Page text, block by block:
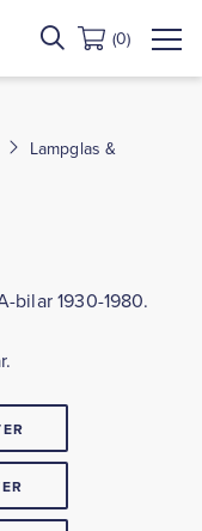
(0)
Lampglas &
bilar 1930-1980.